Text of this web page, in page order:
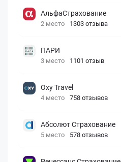
АльфаСтрахование
2 место 1303 отзыва
ПАРИ
3 место 1101 отзыв
Oxy Travel
4 место 758 отзывов
Абсолют Страхование
5 место 578 отзывов